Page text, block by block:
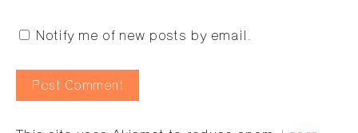
Notify me of new posts by email.